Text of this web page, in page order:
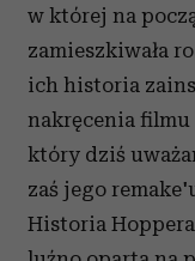
w której na
zamieszkiwała
ich historia
nakręcenia filmu
który dziś
zaś jego
Historia